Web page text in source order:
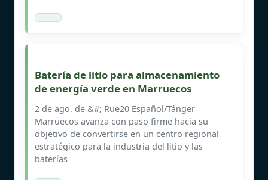
Batería de litio para almacenamiento
de energía verde en Marruecos
2 de ago. de &#; Rue20 Español/Tánger
Marruecos avanza con paso firme hacia su
objetivo de convertirse en un centro regional
estratégico para la industria del litio y las
baterías